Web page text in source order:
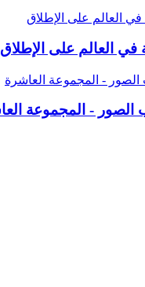
في العالم على الإطلاق
- المجموعة